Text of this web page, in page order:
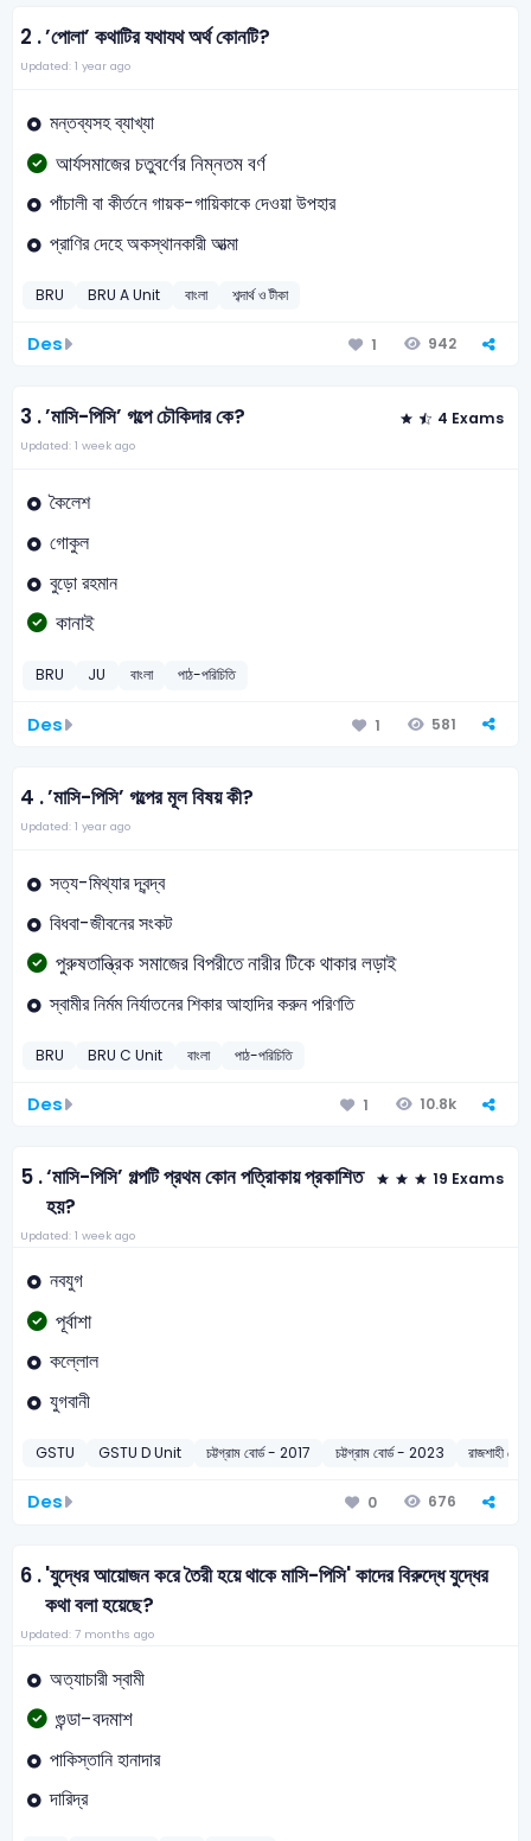
2 .’পোলা’ কথাটির যথাযথ অর্থ কোনটি?
Updated: 1 year ago
মন্তব্যসহ ব্যাখ্যা
আর্যসমাজের চতুবর্ণের নিম্নতম বর্ণ
পাঁচালী বা কীর্তনে গায়ক-গায়িকাকে দেওয়া ‍উপহার
প্রাণির দেহে অকস্থানকারী আত্মা
BRU BRU A Unit বাংলা শব্দার্থ ও টীকা
Des 1 942
3 .’মাসি-পিসি’ গল্পে চৌকিদার কে? 4 Exams
Updated: 1 week ago
কৈলেশ
গোকুল
বুড়ো রহমান
কানাই
BRU JU বাংলা পাঠ-পরিচিতি
Des 1 581
4 .’মাসি-পিসি’ গল্পের মূল বিষয় কী?
Updated: 1 year ago
সত্য-মিথ্যার দ্বন্দ্ব
বিধবা-জীবনের সংকট
পুরুষতান্ত্রিক সমাজের বিপরীতে নারীর টিকে থাকার লড়াই
স্বামীর নির্মম নির্যাতনের শিকার আহাদির করুন পরিণতি
BRU BRU C Unit বাংলা পাঠ-পরিচিতি
Des 1 10.8k
5 .‘মাসি-পিসি’ গল্পটি প্রথম কোন পত্রিাকায় প্রকাশিত
হয়?
19 Exams
Updated: 1 week ago
নবযুগ
পূর্বাশা
কল্লোল
যুগবানী
GSTU GSTU D Unit চট্টগ্রাম বোর্ড - 2017 চট্টগ্রাম বোর্ড - 2023 রাজশাহী
Des 0 676
6 .'যুদ্ধের আয়োজন করে তৈরী হয়ে থাকে মাসি-পিসি' কাদের বিরুদ্ধে যুদ্ধের
কথা বলা হয়েছে?
Updated: 7 months ago
অত্যাচারী স্বামী
গুন্ডা-বদমাশ
পাকিস্তানি হানাদার
দারিদ্র